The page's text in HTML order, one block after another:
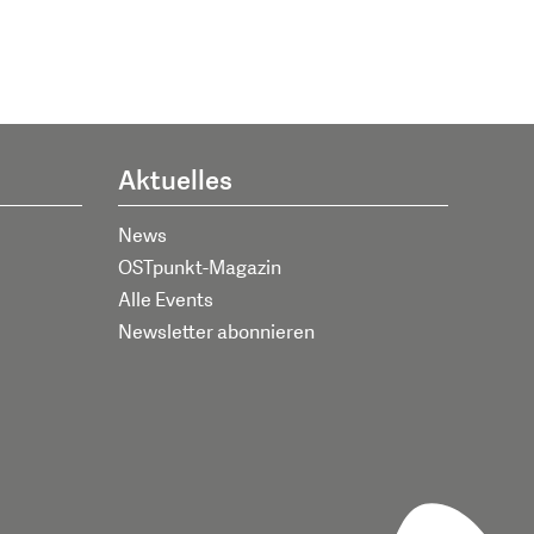
Aktuelles
News
OSTpunkt-Magazin
Alle Events
Newsletter abonnieren